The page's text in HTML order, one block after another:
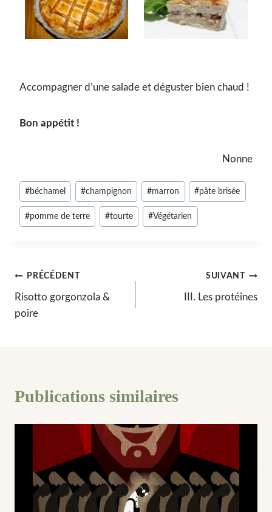
Accompagner d’une salade et déguster bien chaud !
Bon appétit !
Nonne
Étiquettes
de
la
#béchamel #champignon #marron #pâte brisée
#pomme de terre #tourte #Végétarien
Navigation
de
PRÉCÉDENT
Risotto gorgonzola &
poire
SUIVANT
III. Les protéines
Publications similaires